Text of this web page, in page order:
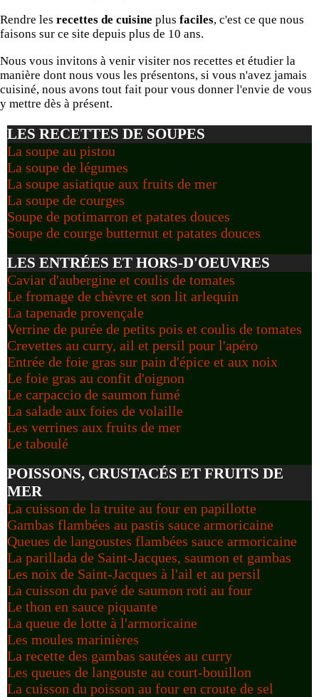
Rendre les recettes de cuisine plus faciles, c'est ce que nous
faisons sur ce site depuis plus de 10 ans.
Nous vous invitons à venir visiter nos recettes et étudier la
manière dont nous vous les présentons, si vous n'avez jamais
cuisiné, nous avons tout fait pour vous donner l'envie de vous
y mettre dès à présent.
LES RECETTES DE SOUPES
La soupe au pistou
La soupe de légumes
La soupe asiatique aux fruits de mer
La soupe de courges
Soupe de potimarron et patates douces
Soupe de courge butternut et patates douces
LES ENTRÉES ET HORS-D'OEUVRES
Caviar d'aubergine et coulis de tomates
Le fromage de chèvre et son lit arlequin
La tapenade provençale
Verrine de purée de petits pois et coulis de tomates
Crevettes au curry, ail et persil pour l'apéro
Entrée de foie gras sur pain d'épice et aux noix
Le foie gras au confit d'oignon
Le carpaccio de saumon fumé
La salade aux foies de volaille
Les verrines aux fruits de mer
Le taboulé
POISSONS, CRUSTACÉS ET FRUITS DE
MER
La cuisson de la truite au four en papillotte
Gambas flambées au pastis sauce armoricaine
Queues de langoustes flambées sauce armoricaine
La parillada de Saint-Jacques, saumon et gambas
Les noix de Saint-Jacques à l'ail et au persil
La cuisson du pavé de saumon roti au four
Le thon en sauce piquante
La queue de lotte à l'armoricaine
Les moules marinières
La recette des gambas sautées au curry
Les queues de langouste au court-bouillon
La cuisson du poisson au four en croute de sel